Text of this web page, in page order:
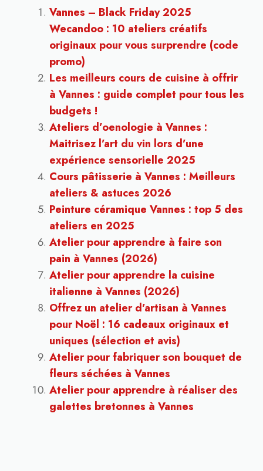
Vannes – Black Friday 2025
Wecandoo : 10 ateliers créatifs
originaux pour vous surprendre (code
promo)
Les meilleurs cours de cuisine à offrir
à Vannes : guide complet pour tous les
budgets !
Ateliers d’oenologie à Vannes :
Maitrisez l’art du vin lors d’une
expérience sensorielle 2025
Cours pâtisserie à Vannes : Meilleurs
ateliers & astuces 2026
Peinture céramique Vannes : top 5 des
ateliers en 2025
Atelier pour apprendre à faire son
pain à Vannes (2026)
Atelier pour apprendre la cuisine
italienne à Vannes (2026)
Offrez un atelier d’artisan à Vannes
pour Noël : 16 cadeaux originaux et
uniques (sélection et avis)
Atelier pour fabriquer son bouquet de
fleurs séchées à Vannes
Atelier pour apprendre à réaliser des
galettes bretonnes à Vannes